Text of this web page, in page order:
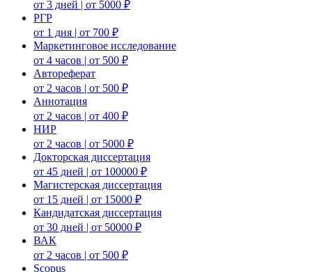
от 3 дней | от 5000 ₽
РГР
от 1 дня | от 700 ₽
Маркетинговое исследование
от 4 часов | от 500 ₽
Автореферат
от 2 часов | от 500 ₽
Аннотация
от 2 часов | от 400 ₽
НИР
от 2 часов | от 5000 ₽
Докторская диссертация
от 45 дней | от 100000 ₽
Магистерская диссертация
от 15 дней | от 15000 ₽
Кандидатская диссертация
от 30 дней | от 50000 ₽
ВАК
от 2 часов | от 500 ₽
Scopus